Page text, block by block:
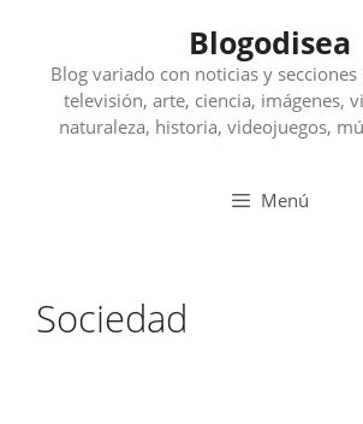
contenido
Blogodisea
Blog variado con noticias y secciones
televisión, arte, ciencia, imágenes,
naturaleza, historia, videojuegos,
Menú
Sociedad